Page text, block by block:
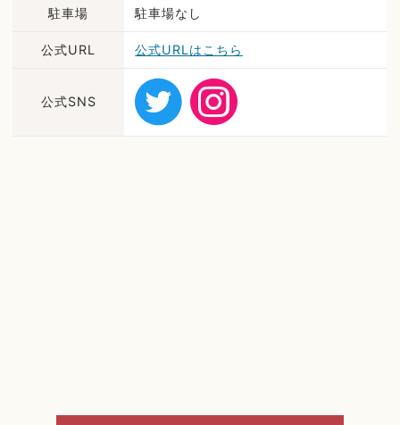
駐車場 駐車場なし
公式URL 公式URLはこちら
公式SNS